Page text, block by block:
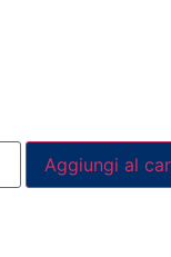
Aggiungi al